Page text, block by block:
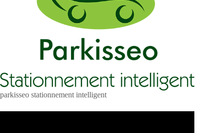
parkisseo stationnement intelligent